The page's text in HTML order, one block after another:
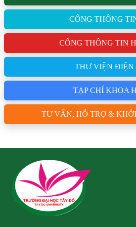
CỔNG THÔNG
CỔNG THÔNG TIN
THƯ VIỆN ĐIỆN
TẠP CHÍ KHOA
TƯ VẤN, HỖ TRỢ &